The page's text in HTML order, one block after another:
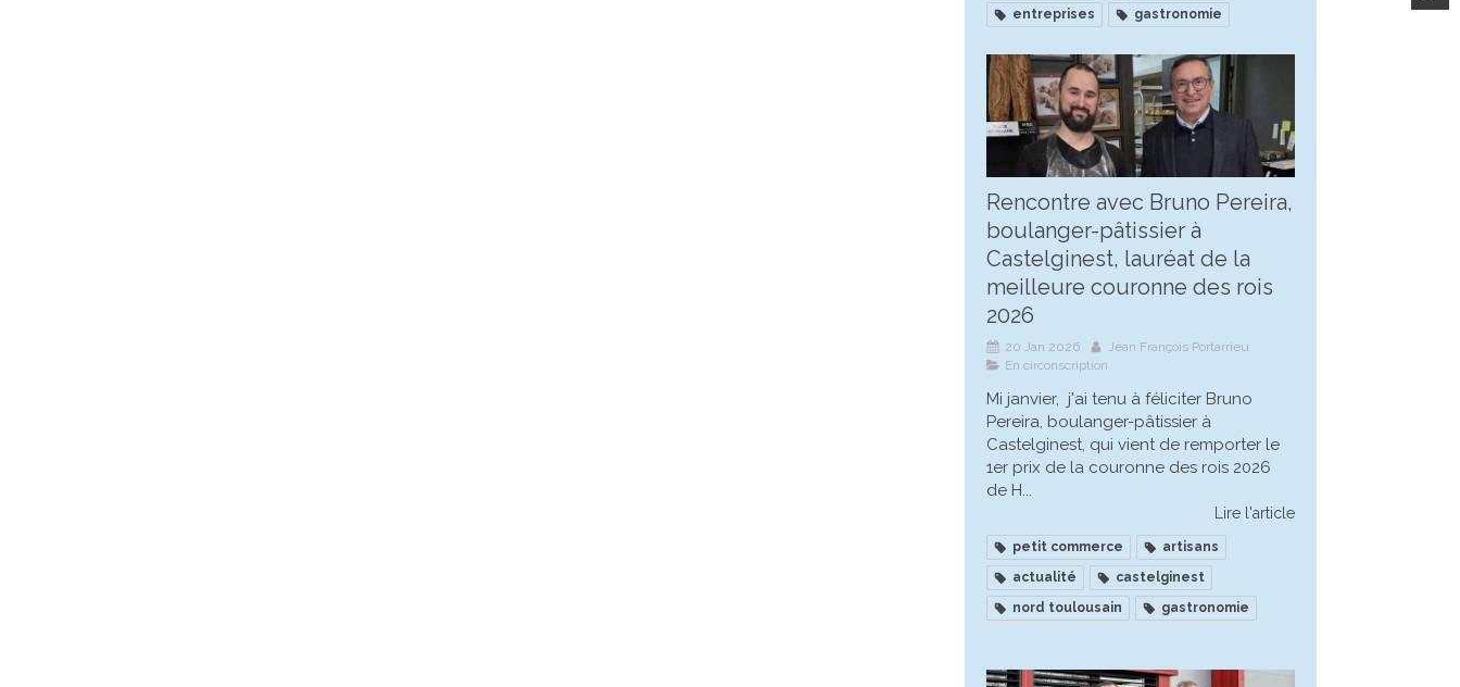
entreprises
gastronomie
Rencontre avec Bruno Pereira,
boulanger-pâtissier à
Castelginest, lauréat de la
meilleure couronne des rois
2026
20 Jan 2026
Jean François Portarrieu
En circonscription
Mi janvier, j'ai tenu à féliciter Bruno
Pereira, boulanger-pâtissier à
Castelginest, qui vient de remporter le
1er prix de la couronne des rois 2026
de H...
Lire l'article
petit commerce
artisans
actualité
castelginest
nord toulousain
gastronomie